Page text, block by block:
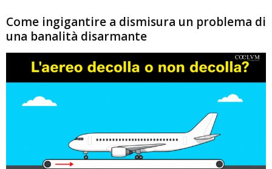
Come ingigantire a dismisura un problema di
una banalità disarmante